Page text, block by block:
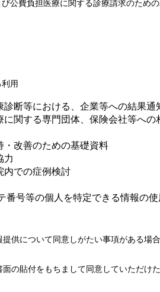
公費負担医療に関する診療請求のため
用
断等における、企業等への結果通
関する専門団体、保険会社等への
改善のための基礎資料
力
での症例検討
号等の個人を特定できる情報の
供について同意しがたい事項がある場
の貼付をもちまして同意していただけ